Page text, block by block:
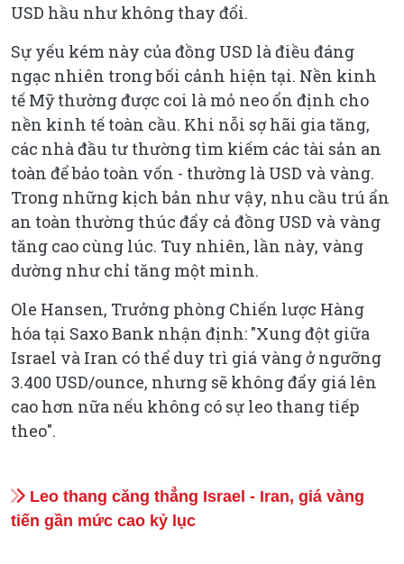
USD hầu như không thay đổi.
Sự yếu kém này của đồng USD là điều đáng
ngạc nhiên trong bối cảnh hiện tại. Nền kinh
tế Mỹ thường được coi là mỏ neo ổn định cho
nền kinh tế toàn cầu. Khi nỗi sợ hãi gia tăng,
các nhà đầu tư thường tìm kiếm các tài sản an
toàn để bảo toàn vốn - thường là USD và vàng.
Trong những kịch bản như vậy, nhu cầu trú ẩn
an toàn thường thúc đẩy cả đồng USD và vàng
tăng cao cùng lúc. Tuy nhiên, lần này, vàng
dường như chỉ tăng một mình.
Ole Hansen, Trưởng phòng Chiến lược Hàng
hóa tại Saxo Bank nhận định: "Xung đột giữa
Israel và Iran có thể duy trì giá vàng ở ngưỡng
3.400 USD/ounce, nhưng sẽ không đẩy giá lên
cao hơn nữa nếu không có sự leo thang tiếp
theo".
Leo thang căng thẳng Israel - Iran, giá vàng
tiến gần mức cao kỷ lục